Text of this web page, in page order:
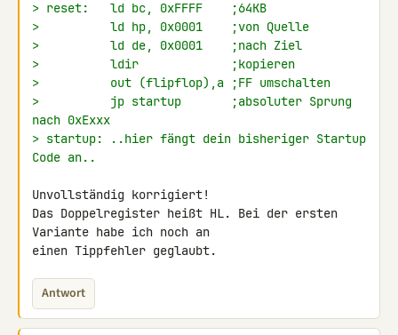
> reset:   ld bc, 0xFFFF    ;64KB
>          ld hp, 0x0001    ;von Quelle
>          ld de, 0x0001    ;nach Ziel
>          ldir             ;kopieren
>          out (flipflop),a ;FF umschalten
>          jp startup       ;absoluter Sprung
nach 0xExxx
> startup: ..hier fängt dein bisheriger Startup
Code an..
Unvollständig korrigiert!
Das Doppelregister heißt HL. Bei der ersten
Variante habe ich noch an
einen Tippfehler geglaubt.
Antwort